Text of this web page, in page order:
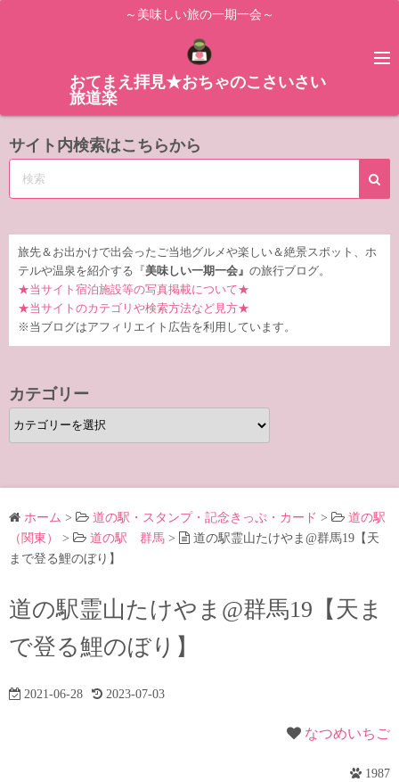
ス
ッ
～美味しい旅の一期一会～
おてまえ拝見★おちゃのこさいさい
旅道楽
サイト内検索はこちらから
旅先＆お出かけで出会ったご当地グルメや楽しい＆絶景スポット、ホ
テルや温泉を紹介する『 美味しい一期一会』 の旅行ブログ。
★当サイト宿泊施設等の写真掲載について★
★当サイトのカテゴリや検索方法など見方★
※当ブログはアフィリエイト広告を利用しています。
カテゴリー
カ
テ
リ
ー ホーム > 道の駅・スタンプ・記念きっぷ・カード >
道の駅
（関東）
> 道の駅 群馬 >
道の駅霊山たけやま@群馬19【天
まで登る鯉のぼり】
道の駅霊山たけやま@群馬19【天ま
で登る鯉のぼり】
2021-06-28 2023-07-03
なつめいちご
1987